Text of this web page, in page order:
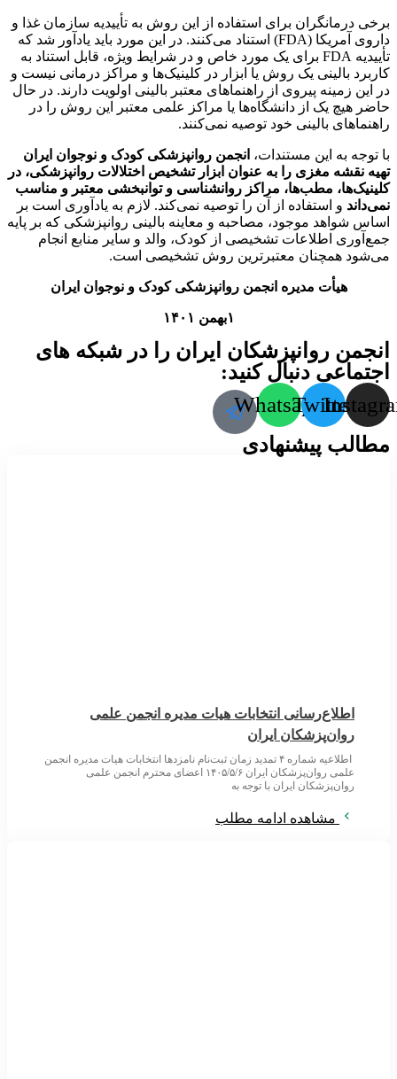
برخی درمانگران برای استفاده از این روش به تأییدیه سازمان غذا و
داروی آمریکا (FDA) استناد می­‌کنند. در این مورد باید یادآور شد که
تأییدیه FDA برای یک مورد خاص و در شرایط ویژه، قابل استناد به
کاربرد بالینی یک روش یا ابزار در کلینیک­‌ها و مراکز درمانی نیست و
در این زمینه پیروی از راهنماهای معتبر بالینی اولویت دارند. در حال
حاضر هیچ یک از دانشگاه­‌ها یا مراکز علمی معتبر این روش را در
راهنماهای بالینی خود توصیه نمی­‌کنند.
با توجه به این مستندات، انجمن روانپزشکی کودک و نوجوان ایران
تهیه نقشه مغزی را به عنوان ابزار تشخیص اختلالات روانپزشکی، در
کلینیک‌ها، مطب‌ها، مراکز روانشناسی و توانبخشی معتبر و مناسب
نمی­‌داند و استفاده از آن را توصیه نمی‌­کند. لازم به یادآوری است بر
اساس شواهد موجود، مصاحبه و معاینه بالینی روانپزشکی که بر پایه
جمع­‌آوری اطلاعات تشخیصی از کودک، والد و سایر منابع انجام
می‌شود همچنان معتبرترین روش تشخیصی است.
هیأت مدیره انجمن روانپزشکی کودک و نوجوان ایران
۱بهمن ۱۴۰۱
انجمن روانپزشکان ایران را در شبکه های
اجتماعی دنبال کنید:
Twitter
Whatsapp
مطالب پیشنهادی
اطلاع‌رسانی انتخابات هیات مدیره انجمن علمی
روان‌پزشکان ایران
اطلاعیه شماره ۴ تمدید زمان ثبت‌نام نامزدها انتخابات هیات مدیره انجمن
علمی روان‌پزشکان ایران ۱۴۰۵/۵/۶ اعضای محترم انجمن علمی
روان‌پزشکان ایران با توجه به
مشاهده ادامه مطلب